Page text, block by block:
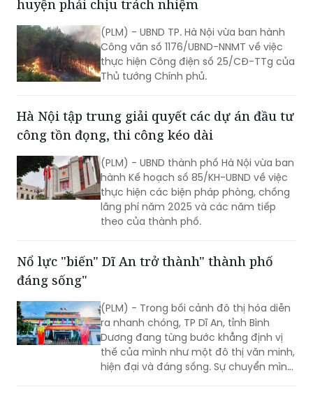
Công văn số 1176/UBND-NNMT về việc
thực hiện Công điện số 25/CĐ-TTg của
Thủ tướng Chính phủ.
Hà Nội tập trung giải quyết các dự án đầu tư
(PLM) - UBND thành phố Hà Nội vừa ban
hành Kế hoạch số 85/KH-UBND về việc
thực hiện các biện pháp phòng, chống
lãng phí năm 2025 và các năm tiếp
theo của thành phố.
Nổ lực "biến" Dĩ An trở thành" thành phố
(PLM) - Trong bối cảnh đô thị hóa diễn
Dương đang từng bước khẳng định vị
thế của mình như một đô thị văn minh,
hiện đại và đáng sống. Sự chuyển mình
mạnh mẽ này không thể thiếu vai trò
quan trọng của chính quyền địa
phương, với những nỗ lực không ngừng
Hà Nội đẩy mạnh sắp xếp, xử lý nhà, đất